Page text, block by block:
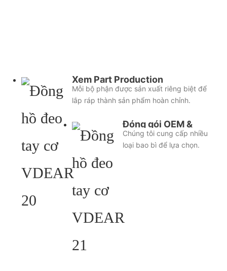
Xem Part Production
Mỗi bộ phận được sản xuất riêng biệt để
lắp ráp thành sản phẩm hoàn chỉnh.
Đóng gói OEM &
ODM
Chúng tôi cung cấp nhiều
loại bao bì để lựa chọn.
HELP YOU BUILD YOUR
BRAND WATCH MORE